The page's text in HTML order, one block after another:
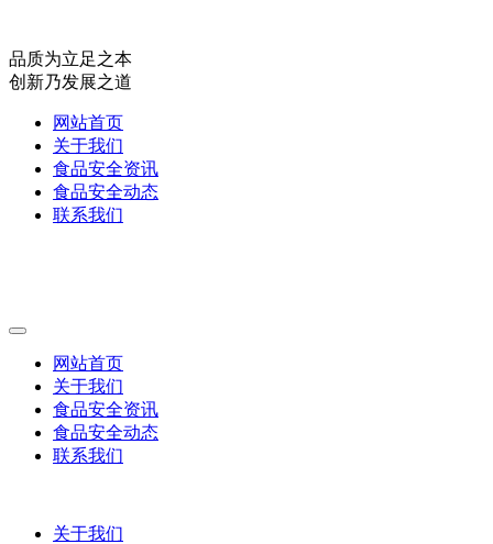
品质为立足之本
创新乃发展之道
网站首页
关于我们
食品安全资讯
食品安全动态
联系我们
网站首页
关于我们
食品安全资讯
食品安全动态
联系我们
关于我们